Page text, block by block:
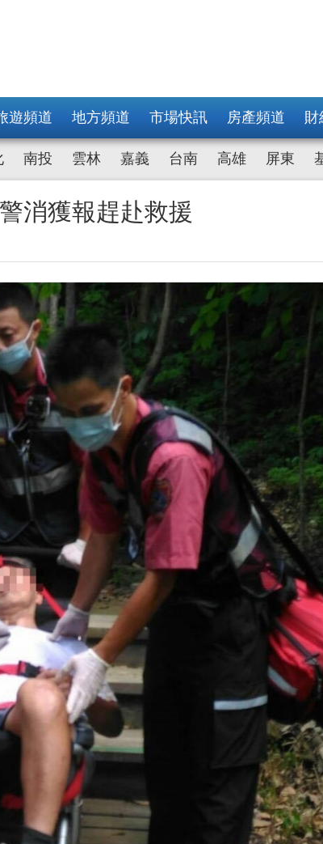
遊頻道 地方頻道 市場快訊 房產頻道 財
南投 雲林 嘉義 台南 高雄 屏東
消獲報趕赴救援